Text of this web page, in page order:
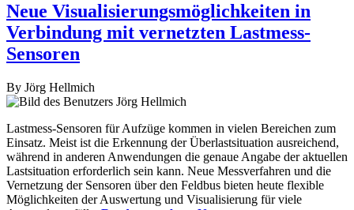
Neue Visualisierungsmöglichkeiten in
Verbindung mit vernetzten Lastmess-
Sensoren
By Jörg Hellmich
Lastmess-Sensoren für Aufzüge kommen in vielen Bereichen zum
Einsatz. Meist ist die Erkennung der Überlastsituation ausreichend,
während in anderen Anwendungen die genaue Angabe der aktuellen
Lastsituation erforderlich sein kann. Neue Messverfahren und die
Vernetzung der Sensoren über den Feldbus bieten heute flexible
Möglichkeiten der Auswertung und Visualisierung für viele